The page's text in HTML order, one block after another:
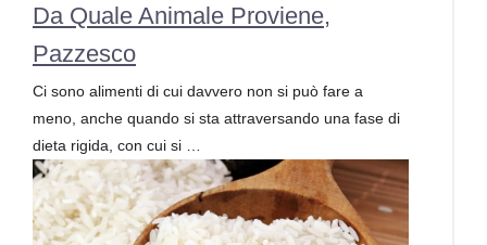
Da Quale Animale Proviene,
Pazzesco
Ci sono alimenti di cui davvero non si può fare a
meno, anche quando si sta attraversando una fase di
dieta rigida, con cui si …